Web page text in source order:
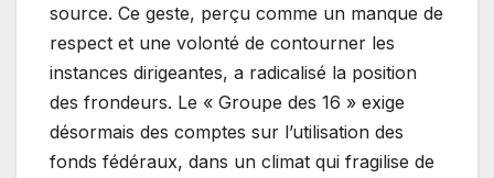
source. Ce geste, perçu comme un manque de
respect et une volonté de contourner les
instances dirigeantes, a radicalisé la position
des frondeurs. Le « Groupe des 16 » exige
désormais des comptes sur l’utilisation des
fonds fédéraux, dans un climat qui fragilise de